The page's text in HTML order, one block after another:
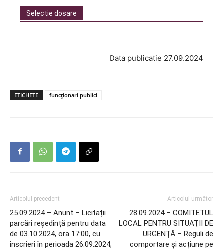
Selectie dosare
Data publicatie 27.09.2024
ETICHETE funcționari publici
Articolul precedent
25.09.2024 – Anunt – Licitații
parcări reședință pentru data
de 03.10.2024, ora 17:00, cu
înscrieri în perioada 26.09.2024,
Articolul următor
28.09.2024 – COMITETUL
LOCAL PENTRU SITUAŢII DE
URGENŢĂ – Reguli de
comportare și acțiune pe